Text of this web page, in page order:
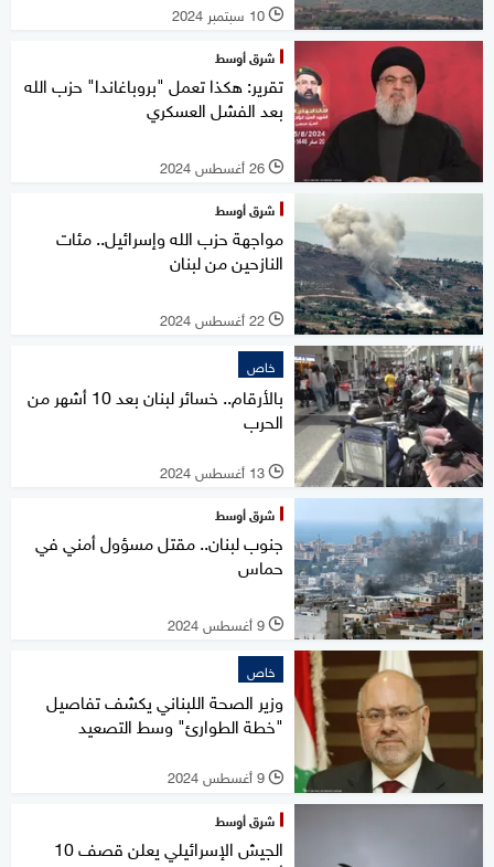
l 10 سبتمبر 2024
شرق أوسط
تقرير: هكذا تعمل "بروباغاندا" حزب الله
بعد الفشل العسكري
l 26 أغسطس 2024
شرق أوسط
مواجهة حزب الله وإسرائيل.. مئات
النازحين من لبنان
l 22 أغسطس 2024
خاص
بالأرقام.. خسائر لبنان بعد 10 أشهر من
الحرب
l 13 أغسطس 2024
شرق أوسط
جنوب لبنان.. مقتل مسؤول أمني في
حماس
l 9 أغسطس 2024
خاص
وزير الصحة اللبناني يكشف تفاصيل
"خطة الطوارئ" وسط التصعيد
l 9 أغسطس 2024
شرق أوسط
الجيش الإسرائيلي يعلن قصف 10